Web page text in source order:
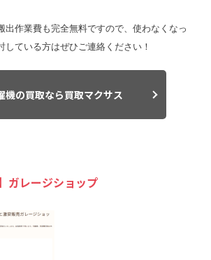
出作業費も完全無料ですので、使わなくなっ
している方はぜひご連絡ください！
機の買取なら買取マクサス
ガレージショップ